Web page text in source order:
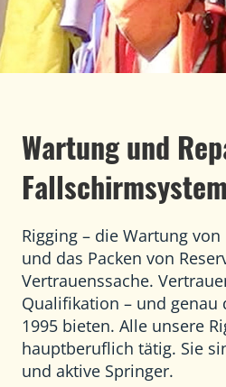
Wartung und
Rigging – die Wartung
und das Packen von
Vertrauenssache.
Qualifikation – und
1995 bieten. Alle unsere
hauptberuflich tätig. Sie
und aktive Springer.